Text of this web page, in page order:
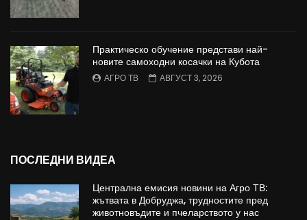
Практическо обучение представи най-
новите самоходни косачки на Кубота
АГРО ТВ АВГУСТ 3, 2026
ПОСЛЕДНИ ВИДЕА
Централна емисия новини на Агро ТВ:
жътвата в Добруджа, трудностите пред
животновъдите и пчеларството у нас